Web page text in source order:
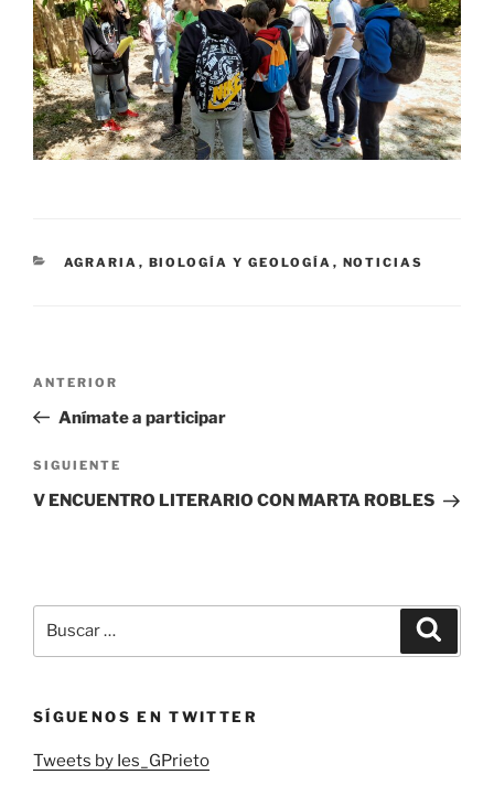
CATEGORÍAS
AGRARIA , BIOLOGÍA Y GEOLOGÍA , NOTICIAS
Navegación
entradas
Entrada
anterior:
ANTERIOR
Anímate a participar
Siguiente
entrada
SIGUIENTE
V ENCUENTRO LITERARIO CON MARTA ROBLES
por:
SÍGUENOS EN TWITTER
Tweets by Ies_GPrieto